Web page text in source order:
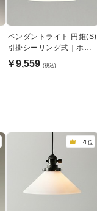
ペンダントライト 円錐(S)
引掛シーリング式｜ホワ
イト
￥9,559 (税込)
4 位